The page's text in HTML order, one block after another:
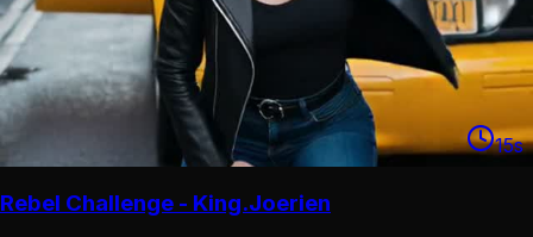
15s
Rebel Challenge - King.Joerien